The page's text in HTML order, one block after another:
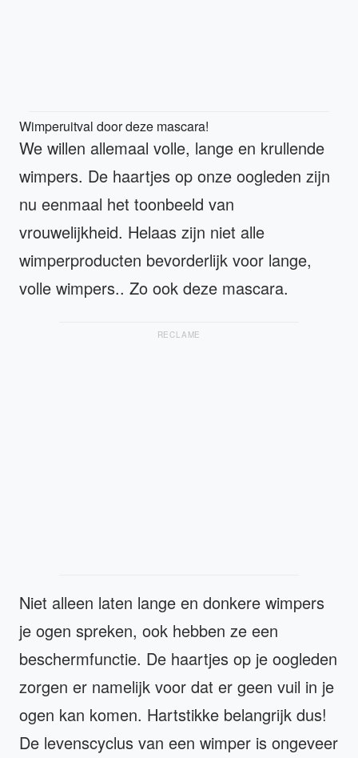
Wimperuitval door deze mascara!
We willen allemaal volle, lange en krullende
wimpers. De haartjes op onze oogleden zijn
nu eenmaal het toonbeeld van
vrouwelijkheid. Helaas zijn niet alle
wimperproducten bevorderlijk voor lange,
volle wimpers.. Zo ook deze mascara.
RECLAME
Niet alleen laten lange en donkere wimpers
je ogen spreken, ook hebben ze een
beschermfunctie. De haartjes op je oogleden
zorgen er namelijk voor dat er geen vuil in je
ogen kan komen. Hartstikke belangrijk dus!
De levenscyclus van een wimper is ongeveer